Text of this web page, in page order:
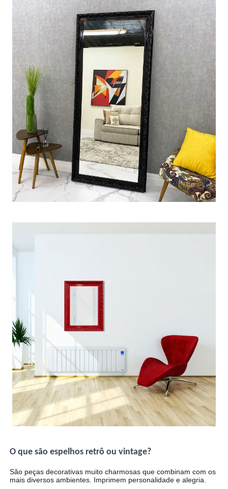
O que são espelhos retrô ou vintage?
São peças decorativas muito charmosas que combinam com os
mais diversos ambientes. Imprimem personalidade e alegria.